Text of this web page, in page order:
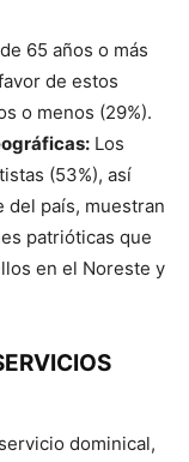
65 años o más
de estos
o menos (29%).
Los
(53%), así
del país, muestran
patrióticas que
en el Noreste y
dominical,